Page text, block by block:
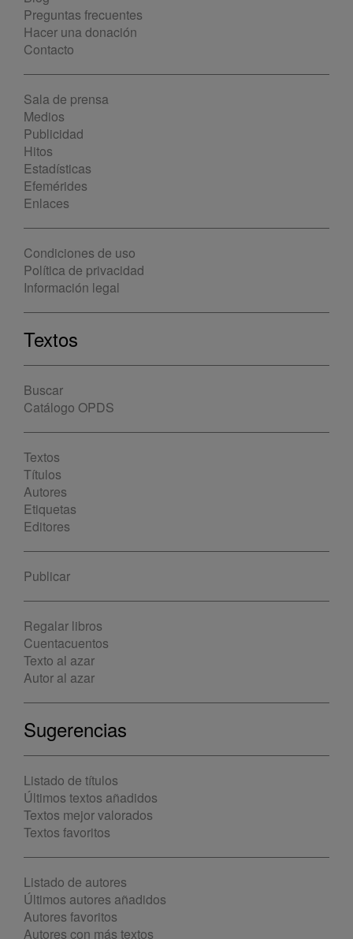
Preguntas frecuentes
Hacer una donación
Contacto
Sala de prensa
Medios
Publicidad
Hitos
Estadísticas
Efemérides
Enlaces
Condiciones de uso
Política de privacidad
Información legal
Textos
Buscar
Catálogo OPDS
Textos
Títulos
Autores
Etiquetas
Editores
Publicar
Regalar libros
Cuentacuentos
Texto al azar
Autor al azar
Sugerencias
Listado de títulos
Últimos textos añadidos
Textos mejor valorados
Textos favoritos
Listado de autores
Últimos autores añadidos
Autores favoritos
Autores con más textos